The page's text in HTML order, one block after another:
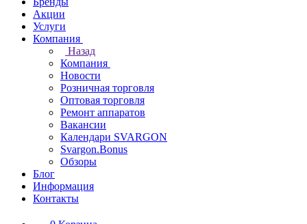
Акции
Услуги
Компания
Назад
Компания
Новости
Розничная торговля
Оптовая торговля
Ремонт аппаратов
Вакансии
Календари SVARGON
Svargon.Bonus
Обзоры
Блог
Информация
Контакты